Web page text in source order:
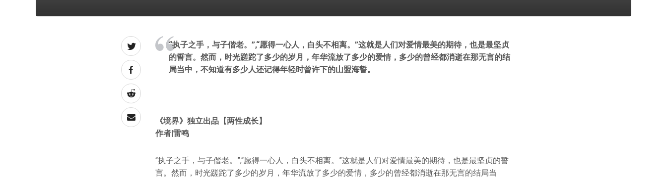
“执子之手，与子偕老。”,“愿得一心人，白头不相离。”这就是人们对爱情最美的期待，也是最坚贞
的誓言。然而，时光蹉跎了多少的岁月，年华流放了多少的爱情，多少的曾经都消逝在那无言的结
局当中，不知道有多少人还记得年轻时曾许下的山盟海誓。
《境界》独立出品【两性成长】
作者|雷鸣
“执子之手，与子偕老。”,“愿得一心人，白头不相离。”这就是人们对爱情最美的期待，也是最坚贞的誓
言。然而，时光蹉跎了多少的岁月，年华流放了多少的爱情，多少的曾经都消逝在那无言的结局当